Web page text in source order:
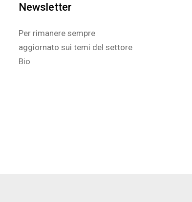
Newsletter
Per rimanere sempre
aggiornato sui temi del settore
Bio